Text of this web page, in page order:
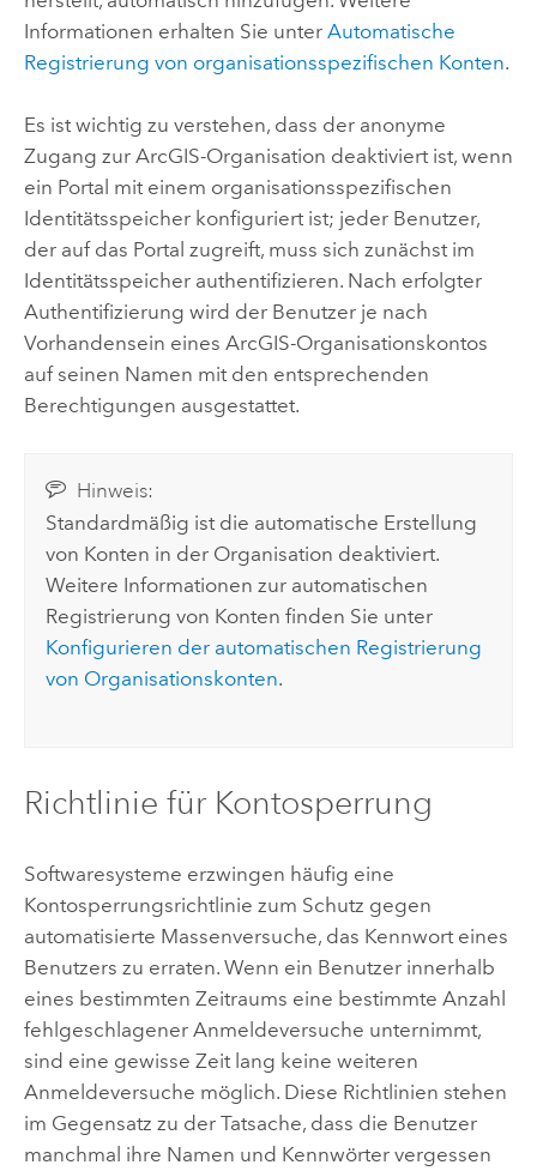
Informationen erhalten Sie unter Automatische
Registrierung von organisationsspezifischen Konten.
Es ist wichtig zu verstehen, dass der anonyme
Zugang zur ArcGIS-Organisation deaktiviert ist, wenn
ein Portal mit einem organisationsspezifischen
Identitätsspeicher konfiguriert ist; jeder Benutzer,
der auf das Portal zugreift, muss sich zunächst im
Identitätsspeicher authentifizieren. Nach erfolgter
Authentifizierung wird der Benutzer je nach
Vorhandensein eines ArcGIS-Organisationskontos
auf seinen Namen mit den entsprechenden
Berechtigungen ausgestattet.
Hinweis:
Standardmäßig ist die automatische Erstellung
von Konten in der Organisation deaktiviert.
Weitere Informationen zur automatischen
Registrierung von Konten finden Sie unter
Konfigurieren der automatischen Registrierung
von Organisationskonten.
Richtlinie für Kontosperrung
Softwaresysteme erzwingen häufig eine
Kontosperrungsrichtlinie zum Schutz gegen
automatisierte Massenversuche, das Kennwort eines
Benutzers zu erraten. Wenn ein Benutzer innerhalb
eines bestimmten Zeitraums eine bestimmte Anzahl
fehlgeschlagener Anmeldeversuche unternimmt,
sind eine gewisse Zeit lang keine weiteren
Anmeldeversuche möglich. Diese Richtlinien stehen
im Gegensatz zu der Tatsache, dass die Benutzer
manchmal ihre Namen und Kennwörter vergessen